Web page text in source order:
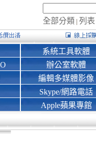
全部分類 | 列表
系統工具軟體
辦公室軟體
編輯多媒體影像
Skype/網路電話
Apple蘋果專館